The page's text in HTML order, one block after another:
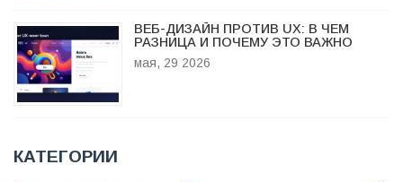
ВЕБ-ДИЗАЙН ПРОТИВ UX: В ЧЕМ
РАЗНИЦА И ПОЧЕМУ ЭТО ВАЖНО
мая, 29 2026
КАТЕГОРИИ